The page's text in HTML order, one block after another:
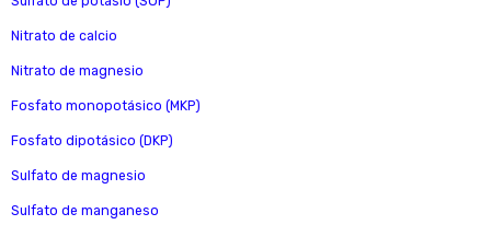
Nitrato de calcio
Nitrato de magnesio
Fosfato monopotásico (MKP)
Fosfato dipotásico (DKP)
Sulfato de magnesio
Sulfato de manganeso